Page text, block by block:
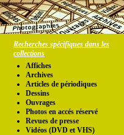
Recherches spécifiques dans les
collections
Affiches
Archives
Articles de périodiques
Dessins
Ouvrages
Photos en accés réservé
Revues de presse
Vidéos (DVD et VHS)